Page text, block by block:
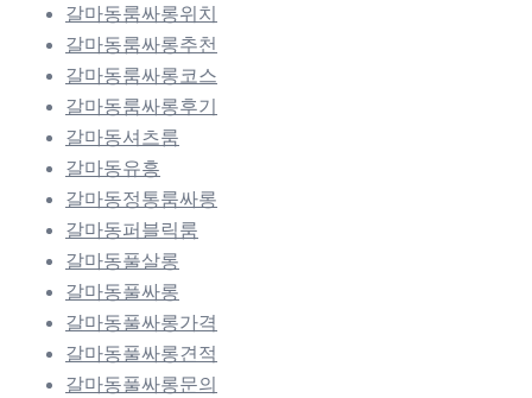
갈마동룸싸롱위치
갈마동룸싸롱추천
갈마동룸싸롱코스
갈마동룸싸롱후기
갈마동셔츠룸
갈마동유흥
갈마동정통룸싸롱
갈마동퍼블릭룸
갈마동풀살롱
갈마동풀싸롱
갈마동풀싸롱가격
갈마동풀싸롱견적
갈마동풀싸롱문의